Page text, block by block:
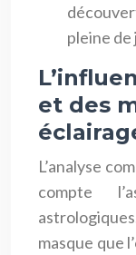
pleine de
et des
L’analyse
compte
masque que